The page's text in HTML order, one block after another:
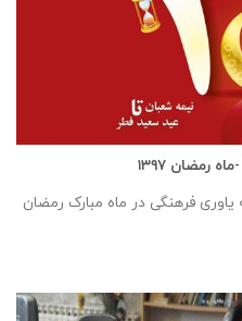
“ توسط جامعه یاوری فرهنگی در ماه مبارک رمضان